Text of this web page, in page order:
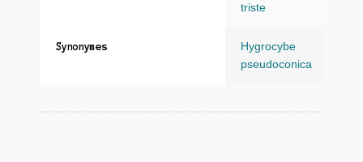
triste
Synonymes
Hygrocybe
pseudoconica